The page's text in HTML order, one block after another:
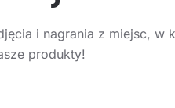
i nagrania z miejsc, w
produkty!